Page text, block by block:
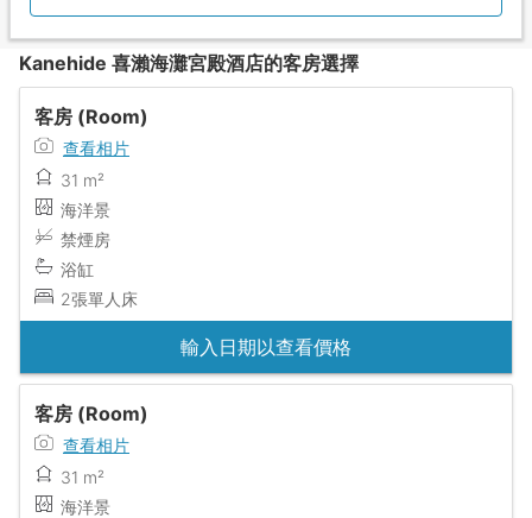
Kanehide 喜瀨海灘宮殿酒店的客房選擇
客房 (Room)
查看相片
31 m²
海洋景
禁煙房
浴缸
2張單人床
輸入日期以查看價格
客房 (Room)
查看相片
31 m²
海洋景